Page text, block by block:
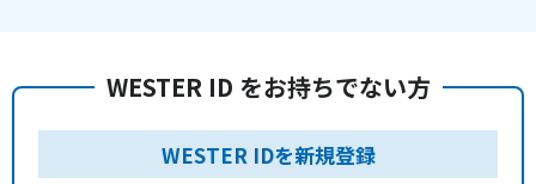
WESTER ID をお持ちでない方
WESTER IDを新規登録